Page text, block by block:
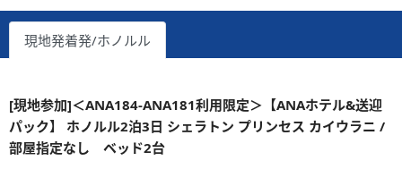
現地発着発/ホノルル
[現地参加]＜ANA184-ANA181利用限定＞【ANAホテル&送迎
パック】 ホノルル2泊3日 シェラトン プリンセス カイウラニ /
部屋指定なし ベッド2台